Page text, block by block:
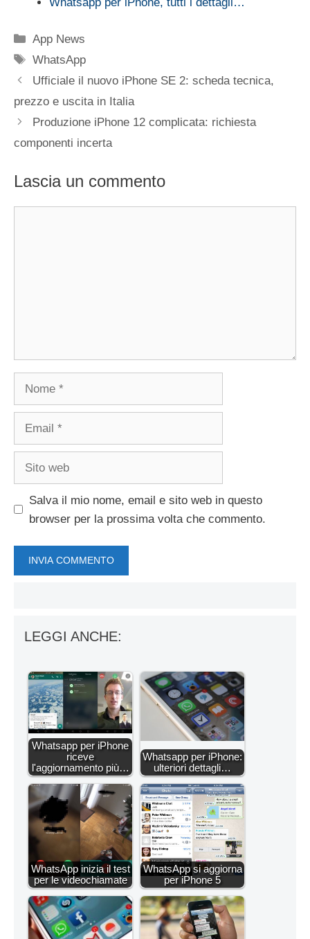
Categorie
App News
Tag
WhatsApp
Ufficiale il nuovo iPhone SE 2: scheda tecnica,
prezzo e uscita in Italia
Produzione iPhone 12 complicata: richiesta
componenti incerta
Lascia un commento
Salva il mio nome, email e sito web in questo
browser per la prossima volta che commento.
LEGGI ANCHE:
Whatsapp per iPhone
riceve
l'aggiornamento più…
Whatsapp per iPhone:
ulteriori dettagli…
WhatsApp inizia il test
per le videochiamate
WhatsApp si aggiorna
per iPhone 5